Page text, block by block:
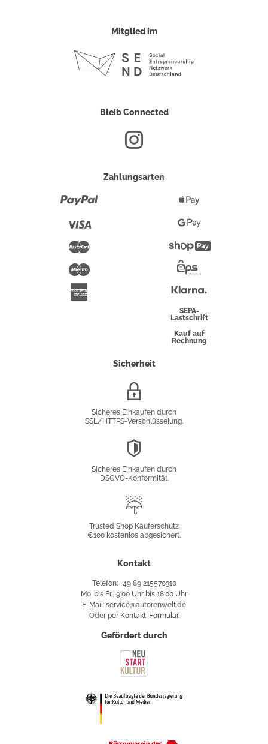
Mitglied im
Bleib Connected
Zahlungsarten
Maestro
Pay
Google
Pay
Überweisung
SEPA-
Lastschrift
Kauf auf
Rechnung
Sicherheit
Sicheres Einkaufen durch
SSL/HTTPS-Verschlüsselung.
Sicheres Einkaufen durch
DSGVO-Konformität.
Käuferschutz
Trusted Shop Käuferschutz
€100 kostenlos abgesichert.
Kontakt
Telefon: +49 89 215570310
Mo. bis Fr., 9:00 Uhr bis 18:00 Uhr
E-Mail: service@autorenwelt.de
Oder per Kontakt-Formular.
Gefördert durch